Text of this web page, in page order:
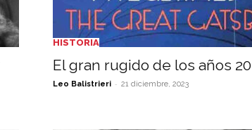
Hoy
HISTORIA
El gran rugido de los años 20
Leo Balistrieri - 21 diciembre, 2023